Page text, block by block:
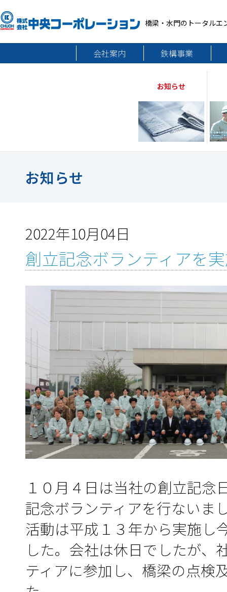
橋梁・水門のトータルエ
会社案内 鉄構事業
お知らせ
お知らせ
2022年10月04日
創立記念ボランティアを
１０月４日は当社の創立記念
記念ボランティアを行ないま
活動は平成１３年から実施し
した。会社は休日でしたが、
ティアに参加し、橋梁の点検